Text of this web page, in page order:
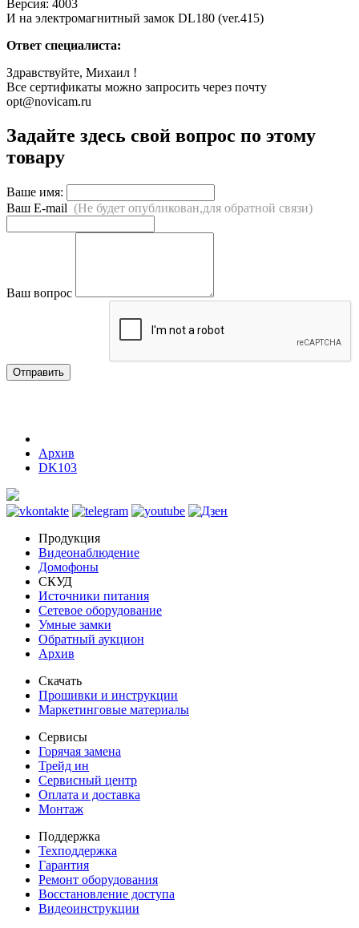
Версия: 4003
И на электромагнитный замок DL180 (ver.415)
Ответ специалиста:
Здравствуйте, Михаил !
Все сертификаты можно запросить через почту
opt@novicam.ru
Задайте здесь свой вопрос по этому
товару
Ваше имя:
Ваш E-mail (Не будет опубликован,для обратной связи)
Ваш вопрос
Отправить
Архив
DK103
Продукция
Видеонаблюдение
Домофоны
СКУД
Источники питания
Сетевое оборудование
Умные замки
Обратный аукцион
Архив
Скачать
Прошивки и инструкции
Маркетинговые материалы
Сервисы
Горячая замена
Трейд ин
Сервисный центр
Оплата и доставка
Монтаж
Поддержка
Техподдержка
Гарантия
Ремонт оборудования
Восстановление доступа
Видеоинструкции